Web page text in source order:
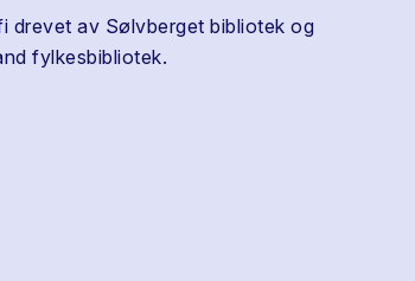
drevet av Sølvberget bibliotek og
fylkesbibliotek.